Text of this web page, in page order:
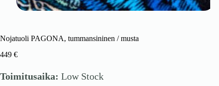
Nojatuoli PAGONA, tummansininen / musta
449 €
Toimitusaika: Low Stock